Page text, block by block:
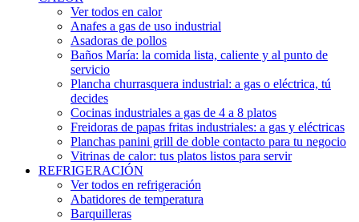
Ver todos en calor
Anafes a gas de uso industrial
Asadoras de pollos
Baños María: la comida lista, caliente y al punto de
servicio
Plancha churrasquera industrial: a gas o eléctrica, tú
decides
Cocinas industriales a gas de 4 a 8 platos
Freidoras de papas fritas industriales: a gas y eléctricas
Planchas panini grill de doble contacto para tu negocio
Vitrinas de calor: tus platos listos para servir
REFRIGERACIÓN
Ver todos en refrigeración
Abatidores de temperatura
Barquilleras